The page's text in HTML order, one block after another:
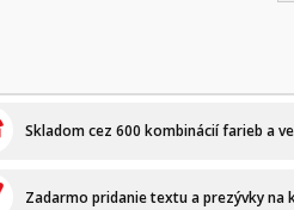
Skladom cez 600 kombinácií farieb a
Zadarmo pridanie textu a prezývky na